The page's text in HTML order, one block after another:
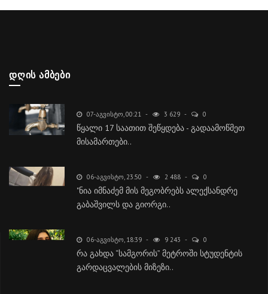
ᲓᲦᲘᲡ ᲐᲛᲑᲔᲑᲘ
07-ᲐᲒᲕᲘᲡᲢᲝ, 00:21 3 629 0
წყალი 17 საათით შეწყდება - გადაამოწმეთ
მისამართები..
06-ᲐᲒᲕᲘᲡᲢᲝ, 23:50 2 488 0
"ნია იმნაძემ მის მეგობრებს ალექსანდრე
გაბაშვილს და გიორგი..
06-ᲐᲒᲕᲘᲡᲢᲝ, 18:39 9 243 0
რა გახდა “სამგორის” მეტროში სტუდენტის
გარდაცვალების მიზეზი..